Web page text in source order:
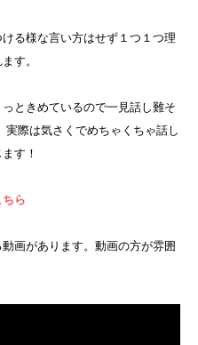
る様な言い方はせず１つ１つ理
す。
ときめているので一見話し難そ
際は気さくでめちゃくちゃ話し
す！
ちら
画があります。動画の方が雰囲